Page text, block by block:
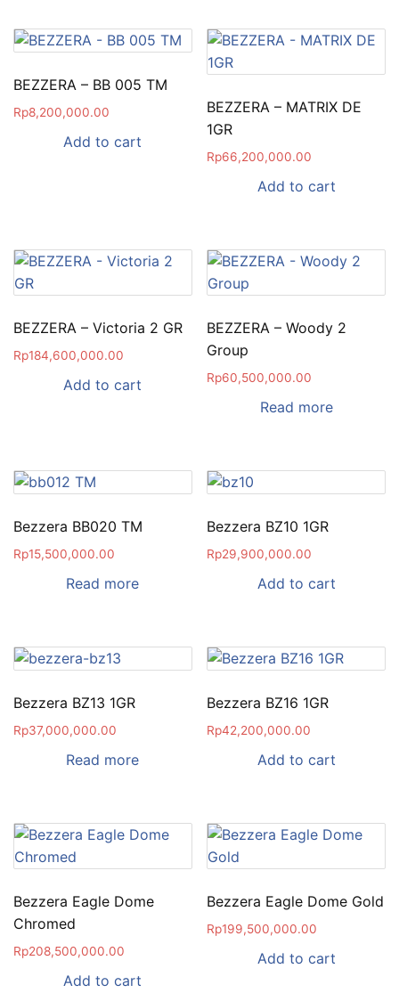
BEZZERA – BB 005 TM
Rp8,200,000.00
Add to cart
BEZZERA – MATRIX DE
1GR
Rp66,200,000.00
Add to cart
BEZZERA – Victoria 2 GR
Rp184,600,000.00
Add to cart
BEZZERA – Woody 2
Group
Rp60,500,000.00
Read more
Bezzera BB020 TM
Rp15,500,000.00
Read more
Bezzera BZ10 1GR
Rp29,900,000.00
Add to cart
Bezzera BZ13 1GR
Rp37,000,000.00
Read more
Bezzera BZ16 1GR
Rp42,200,000.00
Add to cart
Bezzera Eagle Dome
Chromed
Rp208,500,000.00
Add to cart
Bezzera Eagle Dome Gold
Rp199,500,000.00
Add to cart